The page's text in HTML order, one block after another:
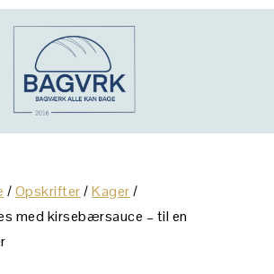
/Opskrifter / Kager /
med kirsebærsauce – til en